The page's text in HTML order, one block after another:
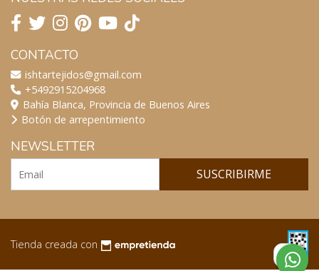
CONTACTO
ishtartejidos@gmail.com
+5492915204968
Bahía Blanca, Provincia de Buenos Aires
Botón de arrepentimiento
NEWSLETTER
SUSCRIBIRME
Tienda creada con